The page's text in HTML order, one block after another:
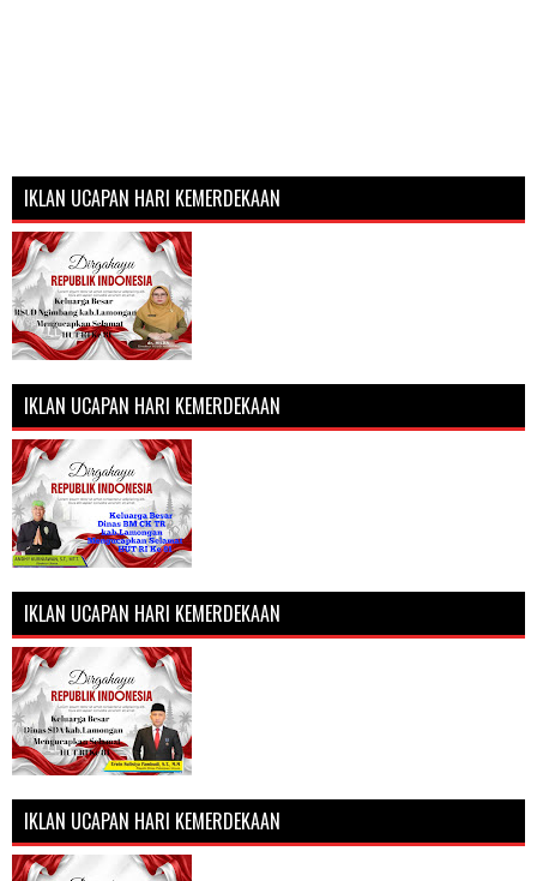
IKLAN UCAPAN HARI KEMERDEKAAN
IKLAN UCAPAN HARI KEMERDEKAAN
IKLAN UCAPAN HARI KEMERDEKAAN
IKLAN UCAPAN HARI KEMERDEKAAN